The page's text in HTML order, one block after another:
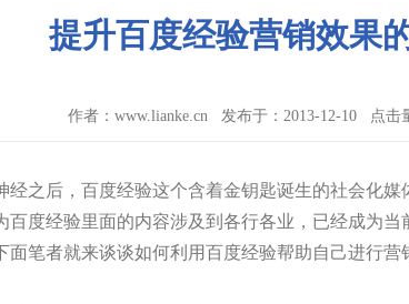
提升百度经验营销效果
作者：www.lianke.cn 发布于：2013-12-10 点击
经之后，百度经验这个含着金钥匙诞生的社会化
度经验里面的内容涉及到各行各业，已经成为
笔者就来谈谈如何利用百度经验帮助自己进行营